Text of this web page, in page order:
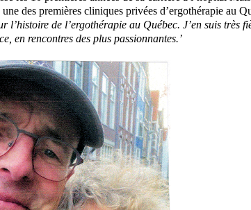
une des premières cliniques privées d’ergothérapie au
l’histoire de l’ergothérapie au Québec. J’en suis
en rencontres des plus passionnantes.’